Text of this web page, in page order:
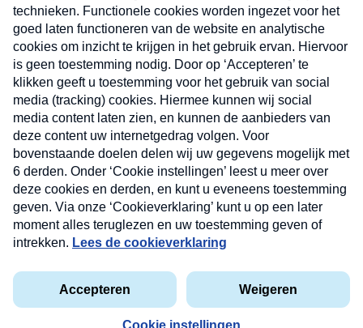
Verzend
Privacyverklaring
Cookieverklaring
Kwetsbaarheid melden
Copyright © 2026 MAX Vandaag - Omroep MAX
Nieuwsbrief
Neem hier een gratis abonnement op onze
nieuwsbrief. Elke vrijdag- en dinsdagochtend in uw